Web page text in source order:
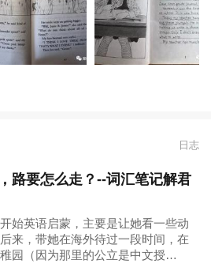
日志
路要怎么走？--词汇笔记解君
始英语启蒙，主要是让她看一些动
来，带她在海外待过一段时间，在
园（因为那里的公立是中文授